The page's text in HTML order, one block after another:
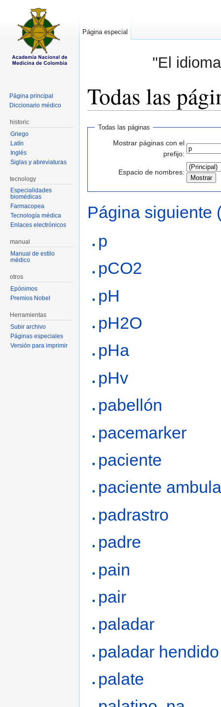
"El
Todas las
Todas las páginas
Mostrar páginas con el
prefijo:
Espacio de nombres:
Página siguiente
p
pCO2
pH
pH2O
pHa
pHv
pabellón
pacemarker
paciente
paciente
padrastro
padre
pain
pair
paladar
paladar hendido
palate
Página especial
Página principal
Diccionario médico
historic
Griego
Latín
Inglés
Siglas y abreviaturas
tecnology
Especialidades
biomédicas
Farmacopea
Tecnología médica
Enlaces electrónicos
manual
Manual de estilo
médico
otros
Epónimos
Premios Nobel
Herramientas
Subir archivo
Páginas especiales
Versión para imprimir